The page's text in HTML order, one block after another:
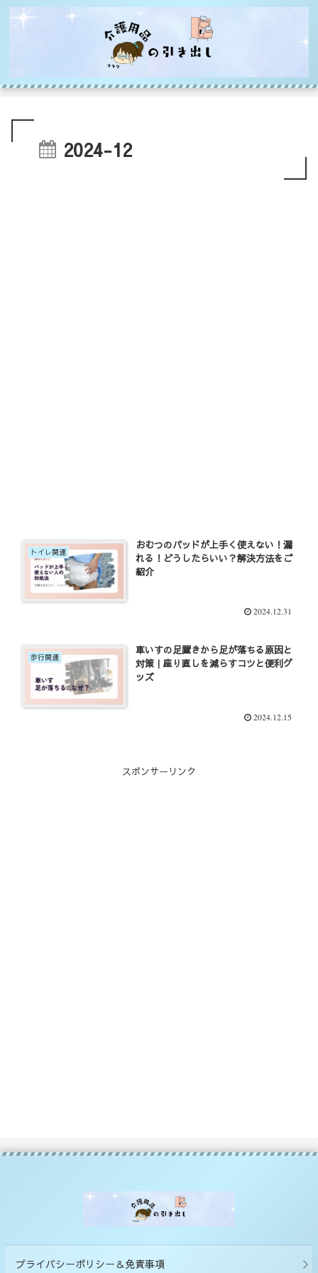
2024-12
トイレ関連
おむつのパッドが上手く使えない！漏
れる！どうしたらいい？解決方法をご
紹介
2024.12.31
歩行関連
車いすの足置きから足が落ちる原因と
対策｜座り直しを減らすコツと便利グ
ッズ
2024.12.15
スポンサーリンク
プライバシーポリシー＆免責事項